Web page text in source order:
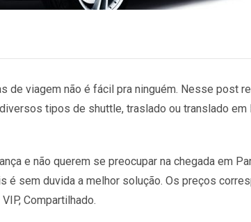
de viagem não é fácil pra ninguém. Nesse post
tipos de shuttle, traslado ou translado em
e não querem se preocupar na chegada em
é sem duvida a melhor solução. Os preços
Compartilhado.